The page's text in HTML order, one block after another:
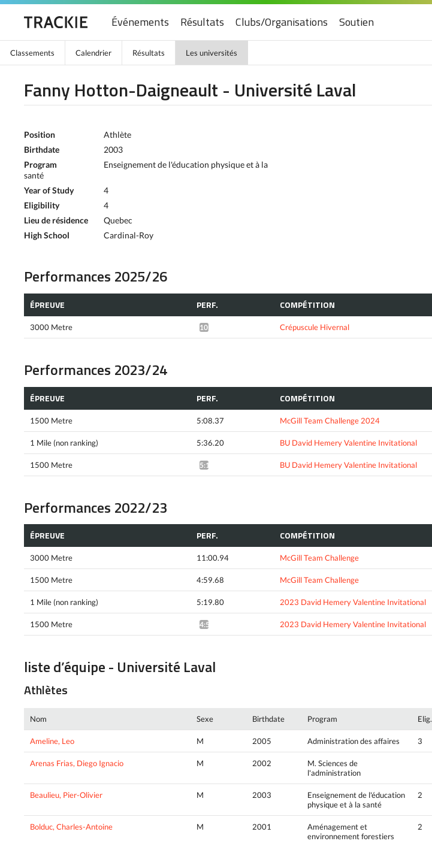
Événements Résultats Clubs/Organisations Soutien
Classements Calendrier Résultats Les universités
Fanny Hotton-Daigneault - Université Laval
Position
Athlète
Birthdate
2003
Program
Enseignement de l'éducation physique et à la
santé
Year of Study
4
Eligibility
4
Lieu de résidence
Quebec
High School
Cardinal-Roy
Performances 2025/26
ÉPREUVE PERF. COMPÉTITION
3000 Metre 10:37.59* Crépuscule Hivernal
Performances 2023/24
ÉPREUVE PERF. COMPÉTITION
1500 Metre 5:08.37 McGill Team Challenge 2024
1 Mile (non ranking) 5:36.20 BU David Hemery Valentine Invitational
1500 Metre 5:10.78^ BU David Hemery Valentine Invitational
Performances 2022/23
ÉPREUVE PERF. COMPÉTITION
3000 Metre 11:00.94 McGill Team Challenge
1500 Metre 4:59.68 McGill Team Challenge
1 Mile (non ranking) 5:19.80 2023 David Hemery Valentine Invitational
1500 Metre 4:55.79^ 2023 David Hemery Valentine Invitational
liste d’équipe - Université Laval
Athlètes
Nom Sexe Birthdate Program Elig.
Ameline, Leo M 2005 Administration des affaires 3
Arenas Frias, Diego Ignacio M 2002
M. Sciences de
l'administration
Beaulieu, Pier-Olivier M 2003
Enseignement de l'éducation
physique et à la santé
2
Bolduc, Charles-Antoine M 2001
Aménagement et
environnement forestiers
2